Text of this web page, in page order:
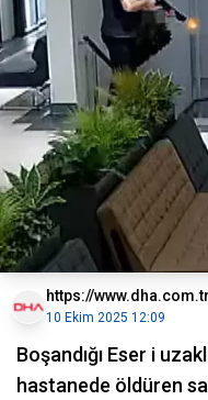
https://www.dha.com.tr
10 Ekim 2025 12:09
Boşandığı Eser i
hastanede öldüren